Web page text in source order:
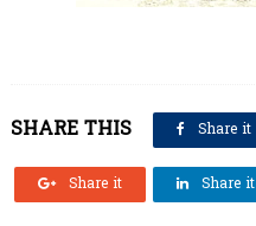
SHARE THIS Share it
Share it Share it